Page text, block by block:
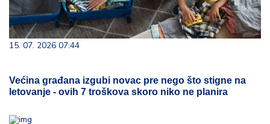
15. 07. 2026 07:44
Većina građana izgubi novac pre nego što stigne na
letovanje - ovih 7 troškova skoro niko ne planira